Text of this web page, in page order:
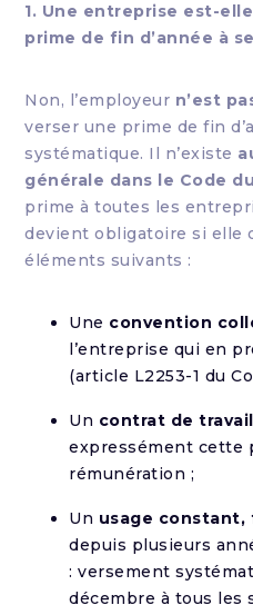
1. Une entreprise est-
prime de fin d’année à
Non, l’employeur n’est
verser une prime de fin
systématique. Il n’existe
générale dans le Code
prime à toutes les
devient obligatoire si elle
éléments suivants :
Une convention
l’entreprise qui en
(article L2253-1 du
Un contrat de travail
expressément cette
rémunération ;
Un usage
depuis plusieurs
: versement
décembre à tous les